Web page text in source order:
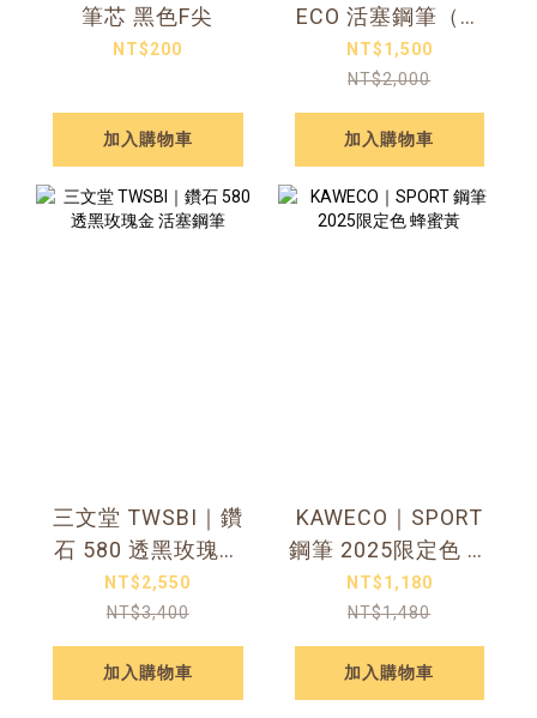
筆芯 黑色F尖
NT$200
加入購物車
ECO 活塞鋼筆（沙
棕色 & 古銅）
NT$1,500
NT$2,000
加入購物車
三文堂 TWSBI｜鑽
石 580 透黑玫瑰金
活塞鋼筆
NT$2,550
NT$3,400
加入購物車
KAWECO｜SPORT
鋼筆 2025限定色 蜂
蜜黃
NT$1,180
NT$1,480
加入購物車